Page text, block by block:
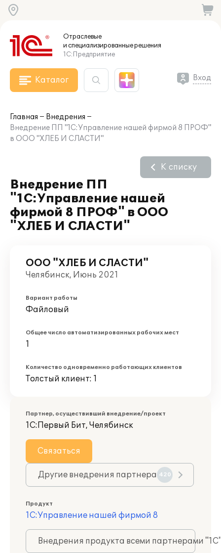
Отраслевые
и специализированныерешения
1С:Предприятие
Каталог Вход
Главная
Внедрения
Внедрение ПП "1С:Управление нашей фирмой 8 ПРОФ"
в ООО "ХЛЕБ И СЛАСТИ"
Внедрение ПП
"1С:Управление нашей
фирмой 8 ПРОФ" в ООО
"ХЛЕБ И СЛАСТИ"
К списку
ООО "ХЛЕБ И СЛАСТИ"
Челябинск, Июнь 2021
Вариант работы
Файловый
Общее число автоматизированных рабочих мест
1
Количество одновременно работающих клиентов
Толстый клиент: 1
Партнер, осуществивший внедрение/проект
1С:Первый Бит, Челябинск
Связаться
Другие внедрения партнера 420
Продукт
1С:Управление нашей фирмой 8
Внедрения продукта всеми партнерами